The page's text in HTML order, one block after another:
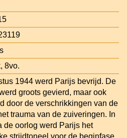
8vo.
1944 werd Parijs bevrijd. De
groots gevierd, maar ook
door de verschrikkingen van de
trauma van de zuiveringen. In
de oorlog werd Parijs het
strijdtoneel voor de beginfase